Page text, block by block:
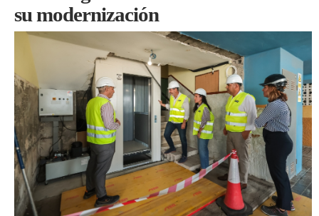
su modernización